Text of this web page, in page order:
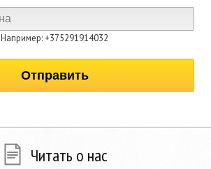
Купить
Например: +375291914032
Читать о нас